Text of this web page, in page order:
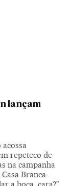
lançam
repeteco de
na campanha
Branca.